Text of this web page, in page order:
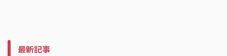
最新記事